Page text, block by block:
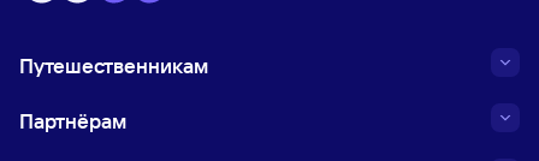
Путешественникам
Партнёрам